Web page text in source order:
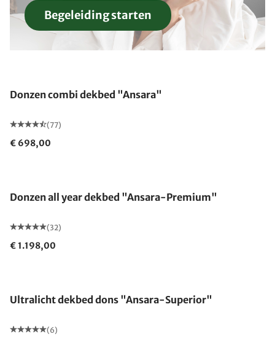
Begeleiding starten
Donzen combi dekbed "Ansara"
(77)
€ 698,00
Donzen all year dekbed "Ansara-Premium"
(32)
€ 1.198,00
Ultralicht dekbed dons "Ansara-Superior"
(6)